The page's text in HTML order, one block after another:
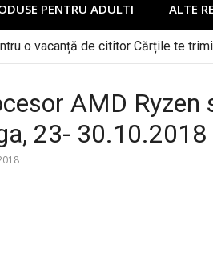
PENTRU ADULTI ALTE
o vacanță de cititor Cărțile te
AMD Ryzen
23- 30.10.2018